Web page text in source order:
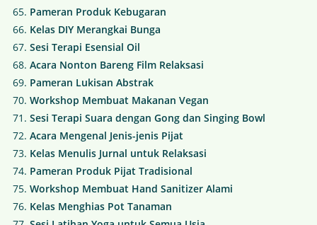
Pameran Produk Kebugaran
Kelas DIY Merangkai Bunga
Sesi Terapi Esensial Oil
Acara Nonton Bareng Film Relaksasi
Pameran Lukisan Abstrak
Workshop Membuat Makanan Vegan
Sesi Terapi Suara dengan Gong dan Singing Bowl
Acara Mengenal Jenis-jenis Pijat
Kelas Menulis Jurnal untuk Relaksasi
Pameran Produk Pijat Tradisional
Workshop Membuat Hand Sanitizer Alami
Kelas Menghias Pot Tanaman